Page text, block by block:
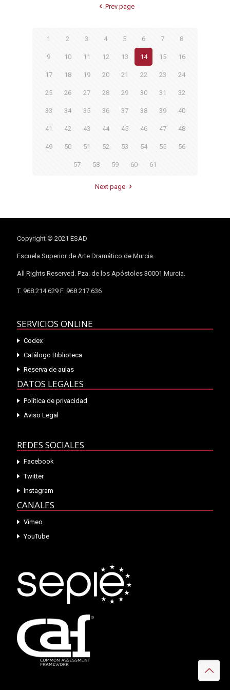
Prev page
1 2 3 4 5 6 7 8
9 10 11 12 13 14 15 16
17 18 19 20 21 22 23 24
25 26 27 28 29 30 31 32
33 34 35 36 37 38 39 40
41 42 43 44 45 46 47 48
49 50 51 52 53 54 55 56
57 58 59 60 61
Next page
Copyright © 2021 ESAD
Escuela Superior de Arte Dramático de Murcia.
All Rights Reserved. Pza. de los Apóstoles 30001 Murcia.
T. 968 214 629 F. 968 217 636
SERVICIOS ONLINE
Codex
Catálogo Biblioteca
Reserva de aulas
DATOS LEGALES
Política de privacidad
Aviso Legal
REDES SOCIALES
Facebook
Twitter
Instagram
CANALES
Vimeo
YouTube